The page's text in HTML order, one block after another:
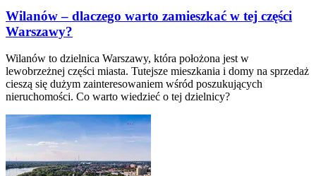
Wilanów – dlaczego warto zamieszkać w tej części
Warszawy?
Wilanów to dzielnica Warszawy, która położona jest w
lewobrzeżnej części miasta. Tutejsze mieszkania i domy na sprzedaż
cieszą się dużym zainteresowaniem wśród poszukujących
nieruchomości. Co warto wiedzieć o tej dzielnicy?